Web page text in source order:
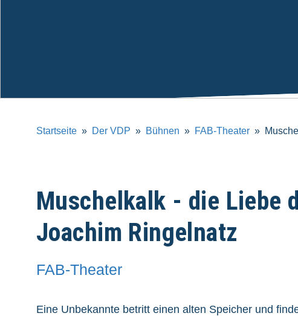
Startseite Der VDP Bühnen FAB-Theater
Muschelkalk - die Liebe
Joachim Ringelnatz
FAB-Theater
Eine Unbekannte betritt einen alten Speicher und